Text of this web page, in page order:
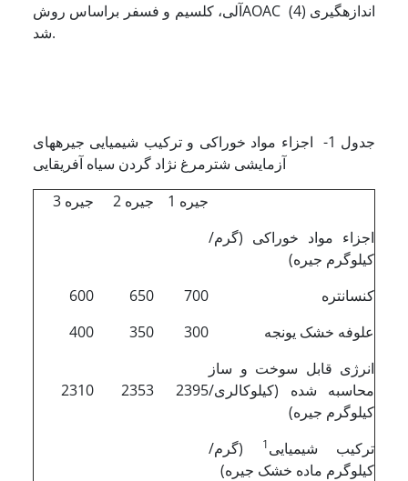
آلی، کلسیم و فسفر براساس روشAOAC (4) اندازه­گیری
شد.
جدول 1- اجزاء مواد خوراکی و ترکیب شیمیایی جیره­های
آزمایشی شترمرغ نژاد گردن سیاه آفریقایی
جیره 1
جیره 2
جیره 3
اجزاء مواد خوراکی (گرم/
کیلوگرم جیره)
کنسانتره
700
650
600
علوفه خشک یونجه
300
350
400
انرژی قابل سوخت و ساز
محاسبه شده (کیلوکالری/
کیلوگرم جیره)
2395
2353
2310
ترکیب شیمیایی1
(گرم/
کیلوگرم ماده خشک جیره)